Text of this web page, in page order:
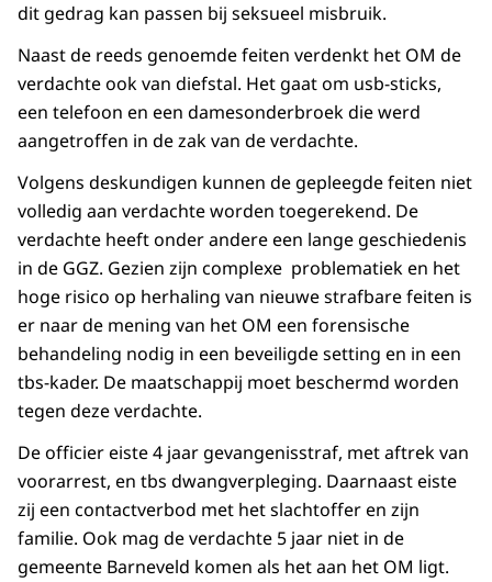
dit gedrag kan passen bij seksueel misbruik.
Naast de reeds genoemde feiten verdenkt het OM de
verdachte ook van diefstal. Het gaat om usb-sticks,
een telefoon en een damesonderbroek die werd
aangetroffen in de zak van de verdachte.
Volgens deskundigen kunnen de gepleegde feiten niet
volledig aan verdachte worden toegerekend. De
verdachte heeft onder andere een lange geschiedenis
in de GGZ. Gezien zijn complexe problematiek en het
hoge risico op herhaling van nieuwe strafbare feiten is
er naar de mening van het OM een forensische
behandeling nodig in een beveiligde setting en in een
tbs-kader. De maatschappij moet beschermd worden
tegen deze verdachte.
De officier eiste 4 jaar gevangenisstraf, met aftrek van
voorarrest, en tbs dwangverpleging. Daarnaast eiste
zij een contactverbod met het slachtoffer en zijn
familie. Ook mag de verdachte 5 jaar niet in de
gemeente Barneveld komen als het aan het OM ligt.